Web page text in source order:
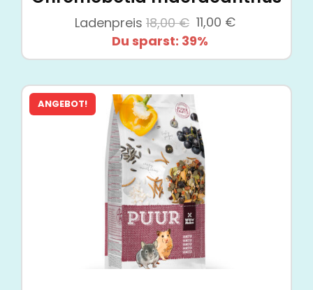
Ladenpreis 18,00€ Ursprünglicher
Preis
war:
11,00 €
ist:
Du sparst: 39%
ANGEBOT!